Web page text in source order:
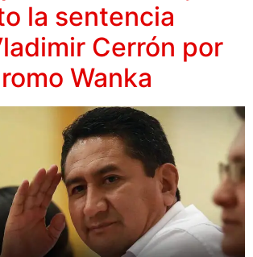
la sentencia
Cerrón por
Wanka